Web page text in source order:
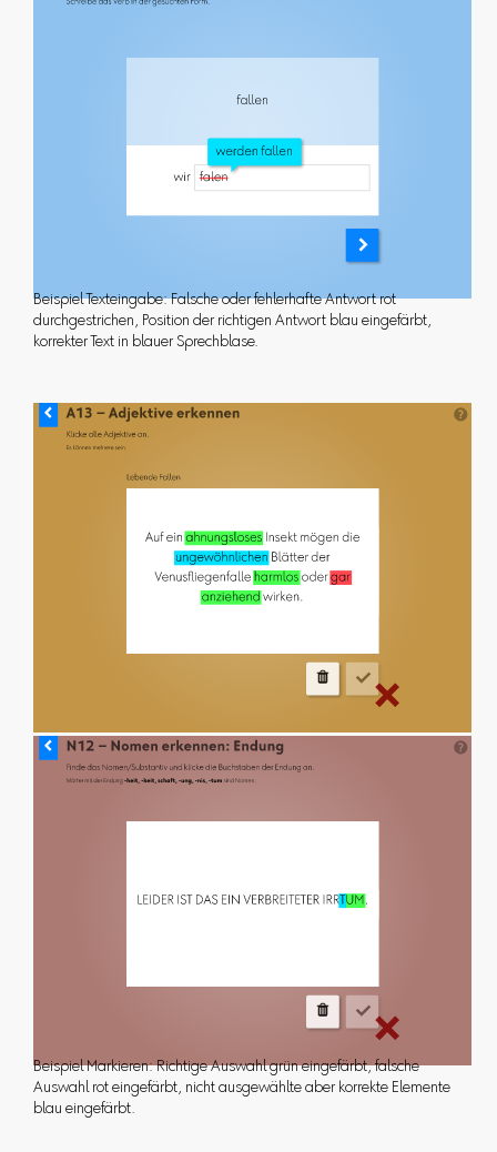
Beispiel Texteingabe: Falsche oder fehlerhafte Antwort rot
durchgestrichen, Position der richtigen Antwort blau eingefärbt,
korrekter Text in blauer Sprechblase.
Beispiel Markieren: Richtige Auswahl grün eingefärbt, falsche
Auswahl rot eingefärbt, nicht ausgewählte aber korrekte Elemente
blau eingefärbt.